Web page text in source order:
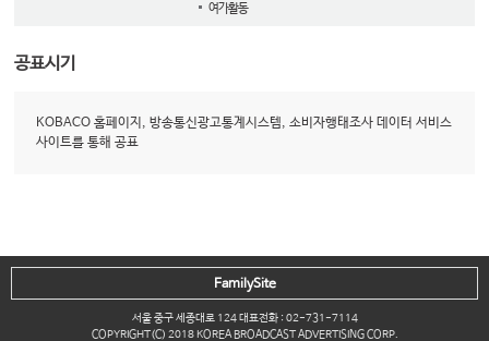
여가활동
공표시기
KOBACO 홈페이지, 방송통신광고통계시스템, 소비자행태조사 데이터 서비스
사이트를 통해 공표
서울 중구 세종대로 124 대표전화 : 02-731-7114
COPYRIGHT(C) 2018 KOREA BROADCAST ADVERTISING CORP.
FamilySite